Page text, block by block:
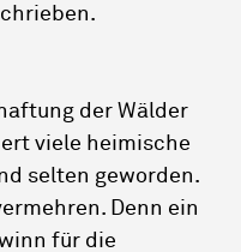
der Wälder
viele heimische
selten geworden.
Denn ein
für die